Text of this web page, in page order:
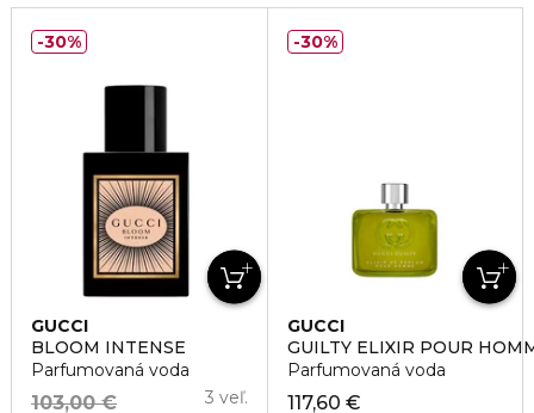
GUCCI
BLOOM INTENSE
Parfumovaná voda
103,00 € 3 veľ.
30%
GUCCI
GUILTY ELIXIR POUR
Parfumovaná voda
117,60 €
30%